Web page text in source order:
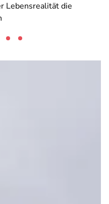
Lebensrealität die